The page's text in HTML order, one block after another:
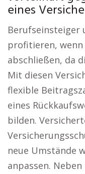
eines
Berufseinsteiger
profitieren,
abschließen, da
Mit diesen
flexible
eines
bilden.
neue Umstände
anpassen.